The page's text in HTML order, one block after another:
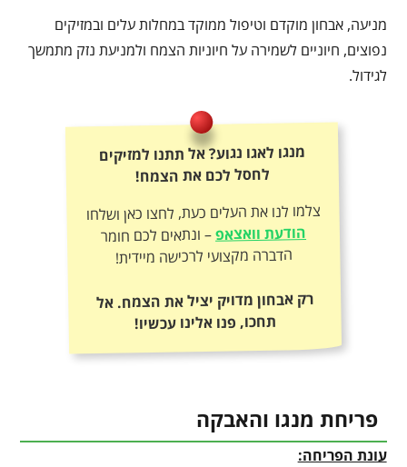
מניעה, אבחון מוקדם וטיפול ממוקד במחלות עלים ובמזיקים
נפוצים, חיוניים לשמירה על חיוניות הצמח ולמניעת נזק מתמשך
לגידול.
מנגו לאגו נגוע? אל תתנו למזיקים
לחסל לכם את הצמח!
צלמו לנו את העלים כעת, לחצו כאן ושלחו
הודעת וואצאפ– ונתאים לכם חומר
הדברה מקצועי לרכישה מיידית!
רק אבחון מדויק יציל את הצמח. אל
תחכו, פנו אלינו עכשיו!
פריחת מנגו והאבקה
עונת הפריחה: